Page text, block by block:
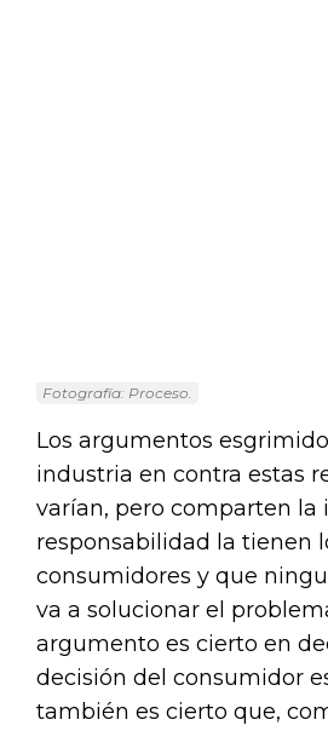
Fotografía: Proceso.
Los argumentos
industria en contra estas
varían, pero comparten la
responsabilidad la tienen
consumidores y que
va a solucionar el
argumento es cierto en
decisión del consumidor
también es cierto que,